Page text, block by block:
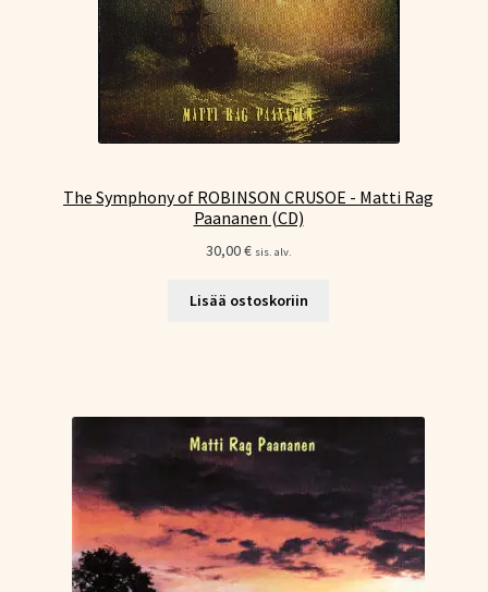
The Symphony of ROBINSON CRUSOE - Matti Rag
Paananen (CD)
30,00€ sis. alv.
Lisää ostoskoriin